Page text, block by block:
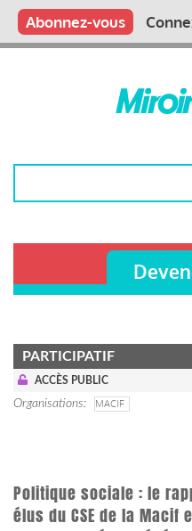
Aller
contenu
Main
Qui sommes nous ?
Vous publiez
Nous publions
Contactez-nous
Abonnez-vous
PARTICIPATIF
ACCÈS PUBLIC
Organisations MACIF
Politique sociale : le
élus du CSE de la